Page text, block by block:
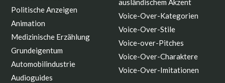
Politische Anzeigen
Animation
Medizinische Erzählung
Grundeigentum
Automobilindustrie
Audioguides
ausländischem Akzent
Voice-Over-Kategorien
Voice-Over-Stile
Voice-over-Pitches
Voice-Over-Charaktere
Voice-Over-Imitationen